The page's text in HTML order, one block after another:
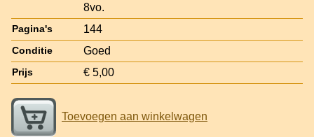
8vo.
Pagina's 144
Conditie Goed
Prijs € 5,00
Toevoegen aan winkelwagen